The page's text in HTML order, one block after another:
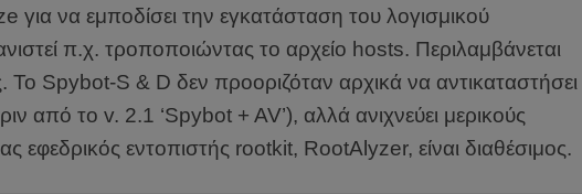
για να εμποδίσει την εγκατάσταση του λογισμικού
π.χ. τροποποιώντας το αρχείο hosts. Περιλαμβάνεται
Το Spybot-S & D δεν προοριζόταν αρχικά να αντικαταστήσει
από το v. 2.1 ‘Spybot + AV’), αλλά ανιχνεύει μερικούς
εφεδρικός εντοπιστής rootkit, RootAlyzer, είναι διαθέσιμος.